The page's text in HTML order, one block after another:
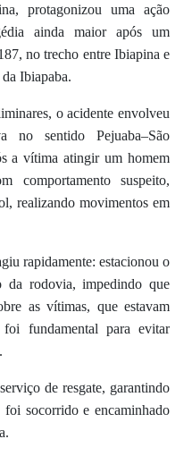
protagonizou uma ação
ainda maior após um
no trecho entre Ibiapina e
Ibiapaba.
o acidente envolveu
no sentido Pejuaba–São
a vítima atingir um homem
comportamento suspeito,
realizando movimentos em
rapidamente: estacionou o
da rodovia, impedindo que
as vítimas, que estavam
fundamental para evitar
de resgate, garantindo
socorrido e encaminhado